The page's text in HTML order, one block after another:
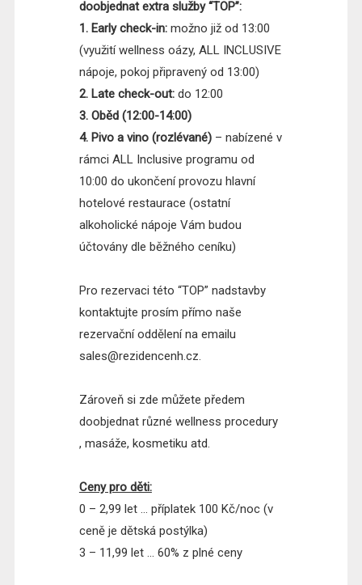
doobjednat extra služby “TOP”:
1. Early check-in:možno již od 13:00
(využití wellness oázy, ALL INCLUSIVE
nápoje, pokoj připravený od 13:00)
2. Late check-out: do 12:00
3. Oběd (12:00-14:00)
4. Pivo a vino (rozlévané)– nabízené v
rámci ALL Inclusive programu od
10:00 do ukončení provozu hlavní
hotelové restaurace (ostatní
alkoholické nápoje Vám budou
účtovány dle běžného ceníku)
Pro rezervaci této “TOP” nadstavby
kontaktujte prosím přímo naše
rezervační oddělení na emailu
sales@rezidencenh.cz.
Zároveň si zde můžete předem
doobjednat různé wellness procedury
, masáže, kosmetiku atd.
Ceny pro děti:
0 – 2,99 let ... příplatek 100 Kč/noc (v
ceně je dětská postýlka)
3 – 11,99 let ... 60% z plné ceny